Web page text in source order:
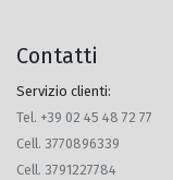
Contatti
Servizio clienti:
Tel. +39 02 45 48 72 77
Cell. 3770896339
Cell. 3791227784